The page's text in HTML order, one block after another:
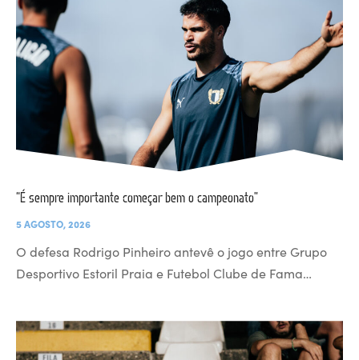
“É sempre importante começar bem o campeonato”
5 AGOSTO, 2026
O defesa Rodrigo Pinheiro antevê o jogo entre Grupo
Desportivo Estoril Praia e Futebol Clube de Fama…